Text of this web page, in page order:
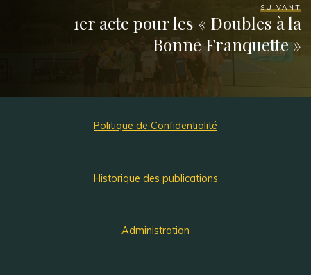
SUIVANT
1er acte pour les « Doubles à la
Bonne Franquette »
Politique de Confidentialité
Historique des publications
Administration